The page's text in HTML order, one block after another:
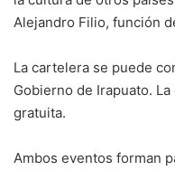
Alejandro Filio, función
La cartelera se puede
Gobierno de Irapuato.
gratuita.
Ambos eventos forman